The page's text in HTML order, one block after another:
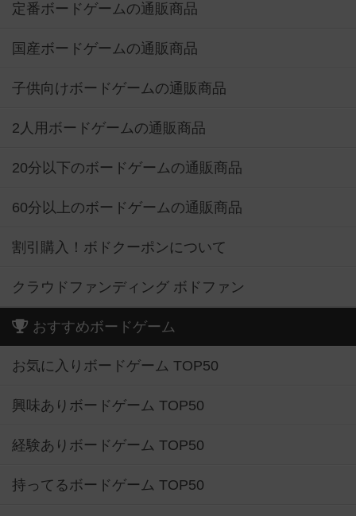
定番ボードゲームの通販商品
国産ボードゲームの通販商品
子供向けボードゲームの通販商品
2人用ボードゲームの通販商品
20分以下のボードゲームの通販商品
60分以上のボードゲームの通販商品
割引購入！ボドクーポンについて
クラウドファンディング ボドファン
おすすめボードゲーム
お気に入りボードゲーム TOP50
興味ありボードゲーム TOP50
経験ありボードゲーム TOP50
持ってるボードゲーム TOP50